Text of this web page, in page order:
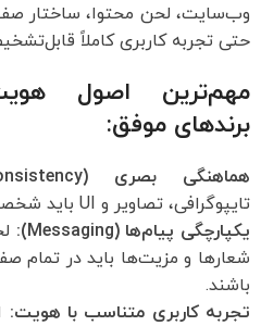
وب‌سایت، لحن محتوا، ساختار
حتی تجربه کاربری کاملاً
مهم‌ترین اصول
برندهای موفق:
هماهنگی بصری (Visual Consistency):
تایپوگرافی، تصاویر و UI باید شخصیت برند را بازتاب دهند.
یکپارچگی پیام‌ها (Messaging):
شعارها و مزیت‌ها باید در تمام
باشند.
تجربه کاربری متناسب با هویت: